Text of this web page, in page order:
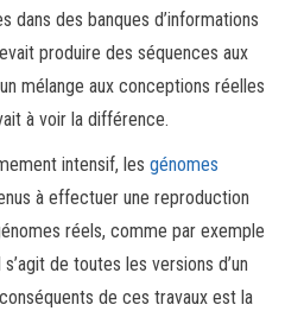
dans des banques d’informations
produire des séquences aux
mélange aux conceptions réelles
à voir la différence.
intensif, les génomes
à effectuer une reproduction
réels, comme par exemple
de toutes les versions d’un
de ces travaux est la